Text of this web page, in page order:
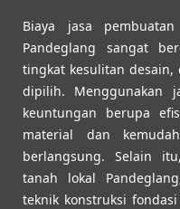
Biaya jasa
Pandeglang sangat
tingkat kesulitan
dipilih. Menggunakan
keuntungan berupa
material dan
berlangsung. Selain
tanah lokal
teknik konstruksi